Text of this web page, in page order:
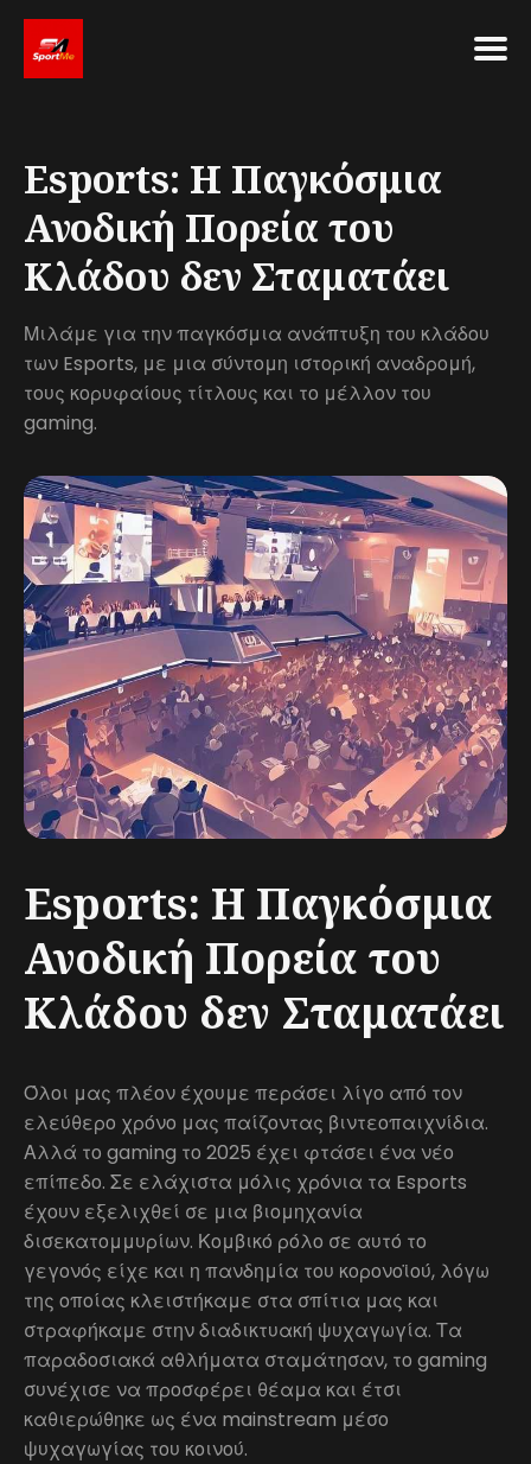
Blog
Esports: Η Παγκόσμια
Ανοδική Πορεία του
Κλάδου δεν Σταματάει
Μιλάμε για την παγκόσμια ανάπτυξη του κλάδου
των Esports, με μια σύντομη ιστορική αναδρομή,
τους κορυφαίους τίτλους και το μέλλον του
gaming.
Esports: Η Παγκόσμια
Ανοδική Πορεία του
Κλάδου δεν Σταματάει
Όλοι μας πλέον έχουμε περάσει λίγο από τον
ελεύθερο χρόνο μας παίζοντας βιντεοπαιχνίδια.
Αλλά το gaming το 2025 έχει φτάσει ένα νέο
επίπεδο. Σε ελάχιστα μόλις χρόνια τα Esports
έχουν εξελιχθεί σε μια βιομηχανία
δισεκατομμυρίων. Κομβικό ρόλο σε αυτό το
γεγονός είχε και η πανδημία του κορονοϊού, λόγω
της οποίας κλειστήκαμε στα σπίτια μας και
στραφήκαμε στην διαδικτυακή ψυχαγωγία. Τα
παραδοσιακά αθλήματα σταμάτησαν, το gaming
συνέχισε να προσφέρει θέαμα και έτσι
καθιερώθηκε ως ένα mainstream μέσο
ψυχαγωγίας του κοινού.